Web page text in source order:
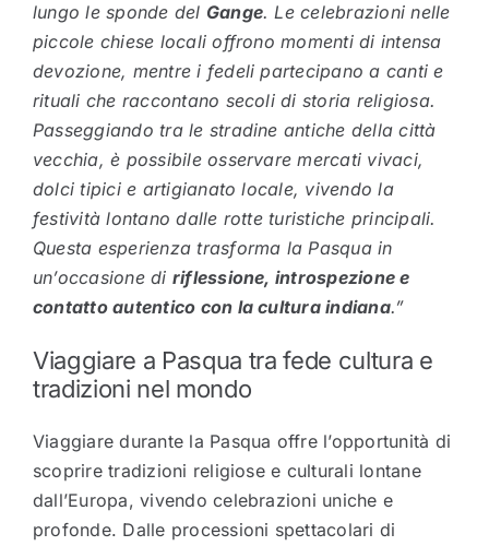
lungo le sponde del Gange. Le celebrazioni nelle
piccole chiese locali offrono momenti di intensa
devozione, mentre i fedeli partecipano a canti e
rituali che raccontano secoli di storia religiosa.
Passeggiando tra le stradine antiche della città
vecchia, è possibile osservare mercati vivaci,
dolci tipici e artigianato locale, vivendo la
festività lontano dalle rotte turistiche principali.
Questa esperienza trasforma la Pasqua in
un’occasione di riflessione, introspezione e
contatto autentico con la cultura indiana.”
Viaggiare a Pasqua tra fede cultura e
tradizioni nel mondo
Viaggiare durante la Pasqua offre l’opportunità di
scoprire tradizioni religiose e culturali lontane
dall’Europa, vivendo celebrazioni uniche e
profonde. Dalle processioni spettacolari di